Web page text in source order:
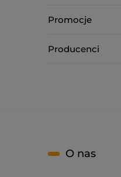
Promocje
Producenci
O nas